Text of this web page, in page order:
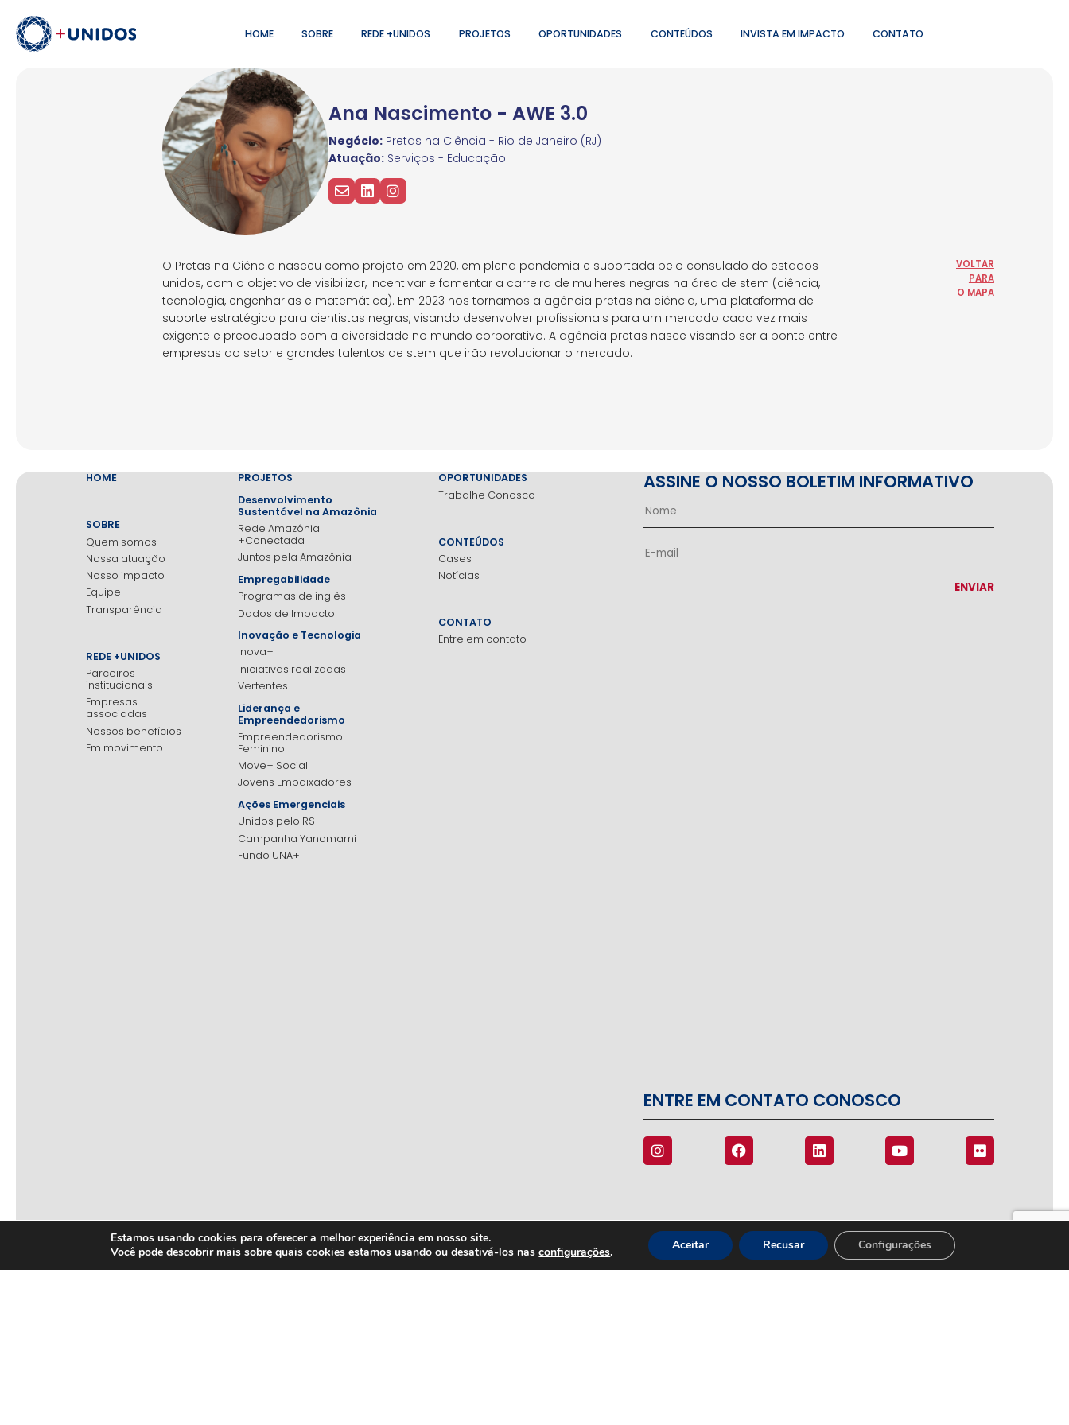
HOME SOBRE REDE +UNIDOS PROJETOS OPORTUNIDADES CONTEÚDOS INVISTA EM IMPACTO CONTATO
Ana Nascimento - AWE 3.0
Negócio: Pretas na Ciência - Rio de Janeiro (RJ)
Atuação: Serviços - Educação
O Pretas na Ciência nasceu como projeto em 2020, em plena pandemia e suportada pelo consulado do estados
unidos, com o objetivo de visibilizar, incentivar e fomentar a carreira de mulheres negras na área de stem (ciência,
tecnologia, engenharias e matemática). Em 2023 nos tornamos a agência pretas na ciência, uma plataforma de
suporte estratégico para cientistas negras, visando desenvolver profissionais para um mercado cada vez mais
exigente e preocupado com a diversidade no mundo corporativo. A agência pretas nasce visando ser a ponte entre
empresas do setor e grandes talentos de stem que irão revolucionar o mercado.
VOLTAR
PARA
O MAPA
HOME
SOBRE
Quem somos
Nossa atuação
Nosso impacto
Equipe
Transparência
REDE +UNIDOS
Parceiros
institucionais
Empresas
associadas
Nossos benefícios
Em movimento
PROJETOS
Desenvolvimento
Sustentável na Amazônia
Rede Amazônia
+Conectada
Juntos pela Amazônia
Empregabilidade
Programas de inglês
Dados de Impacto
Inovação e Tecnologia
Inova+
Iniciativas realizadas
Vertentes
Liderança e
Empreendedorismo
Empreendedorismo
Feminino
Move+ Social
Jovens Embaixadores
Ações Emergenciais
Unidos pelo RS
Campanha Yanomami
Fundo UNA+
OPORTUNIDADES
Trabalhe Conosco
CONTEÚDOS
Cases
Notícias
CONTATO
Entre em contato
ASSINE O NOSSO BOLETIM INFORMATIVO
ENTRE EM CONTATO CONOSCO
Estamos usando cookies para oferecer a melhor experiência em nosso site.
Você pode descobrir mais sobre quais cookies estamos usando ou desativá-los nasconfigurações. Aceitar Recusar Configurações